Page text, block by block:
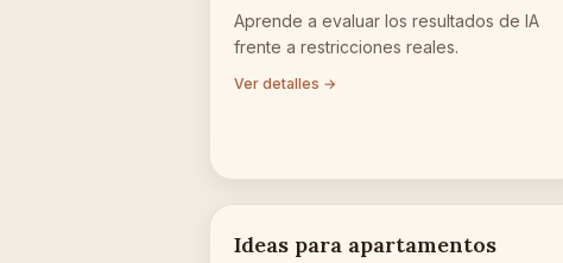
Aprende a evaluar los resultados de IA
frente a restricciones reales.
Ver detalles →
Ideas para apartamentos